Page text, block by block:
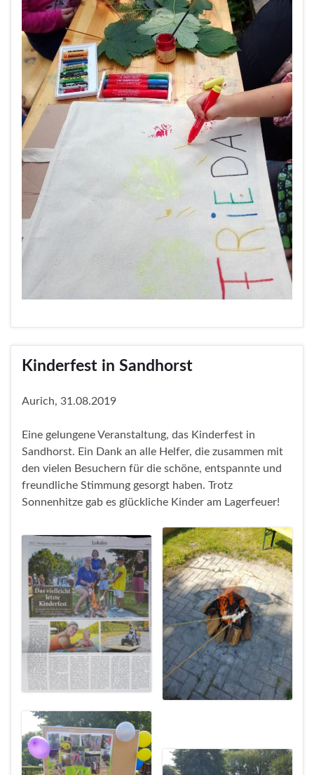
Kinderfest in Sandhorst
Aurich, 31.08.2019
Eine gelungene Veranstaltung, das Kinderfest in
Sandhorst. Ein Dank an alle Helfer, die zusammen mit
den vielen Besuchern für die schöne, entspannte und
freundliche Stimmung gesorgt haben. Trotz
Sonnenhitze gab es glückliche Kinder am Lagerfeuer!